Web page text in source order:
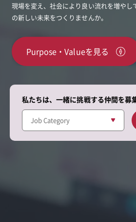
現場を変え、社会により良い流れを増やし
の新しい未来をつくりませんか。
Purpose・Valueを見る
私たちは、一緒に挑戦する仲間を募